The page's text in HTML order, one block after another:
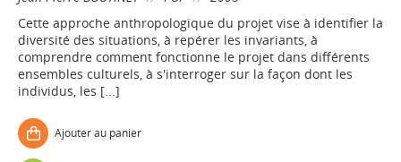
Cette approche anthropologique du projet vise à identifier la
diversité des situations, à repérer les invariants, à
comprendre comment fonctionne le projet dans différents
ensembles culturels, à s'interroger sur la façon dont les
individus, les [...]
Ajouter au panier